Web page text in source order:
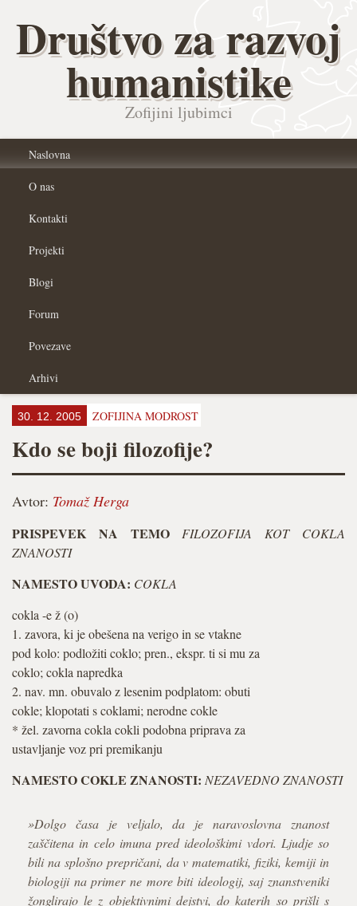
Društvo za razvoj
humanistike
Zofijini ljubimci
Naslovna
O nas
Kontakti
Projekti
Blogi
Forum
Povezave
Arhivi
30. 12. 2005 ZOFIJINA MODROST
Kdo se boji filozofije?
Avtor: Tomaž Herga
PRISPEVEK NA TEMO
FILOZOFIJA KOT COKLA
ZNANOSTI
NAMESTO UVODA: COKLA
cokla -e ž (o)
1. zavora, ki je obešena na verigo in se vtakne
pod kolo: podložiti coklo; pren., ekspr. ti si mu za
coklo; cokla napredka
2. nav. mn. obuvalo z lesenim podplatom: obuti
cokle; klopotati s coklami; nerodne cokle
* žel. zavorna cokla cokli podobna priprava za
ustavljanje voz pri premikanju
NAMESTO COKLE ZNANOSTI: NEZAVEDNO ZNANOSTI
»Dolgo časa je veljalo, da je naravoslovna znanost
zaščitena in celo imuna pred ideološkimi vdori. Ljudje so
bili na splošno prepričani, da v matematiki, fiziki, kemiji in
biologiji na primer ne more biti ideologij, saj znanstveniki
žonglirajo le z objektivnimi dejstvi, do katerih so prišli s